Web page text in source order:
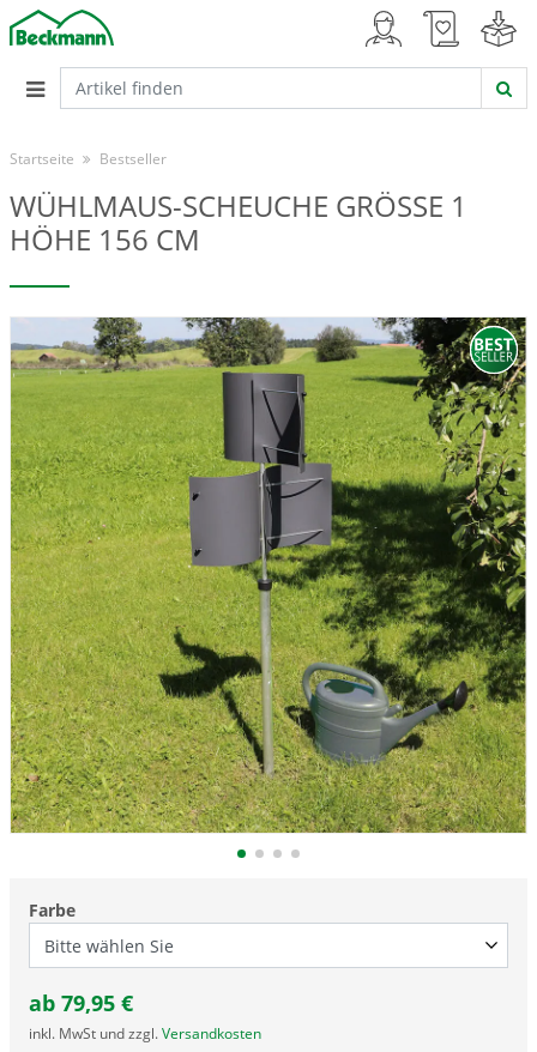
Startseite Bestseller
WÜHLMAUS-SCHEUCHE GRÖSSE 1
HÖHE 156 CM
Farbe
ab 79,95 €
inkl. MwSt und zzgl. Versandkosten